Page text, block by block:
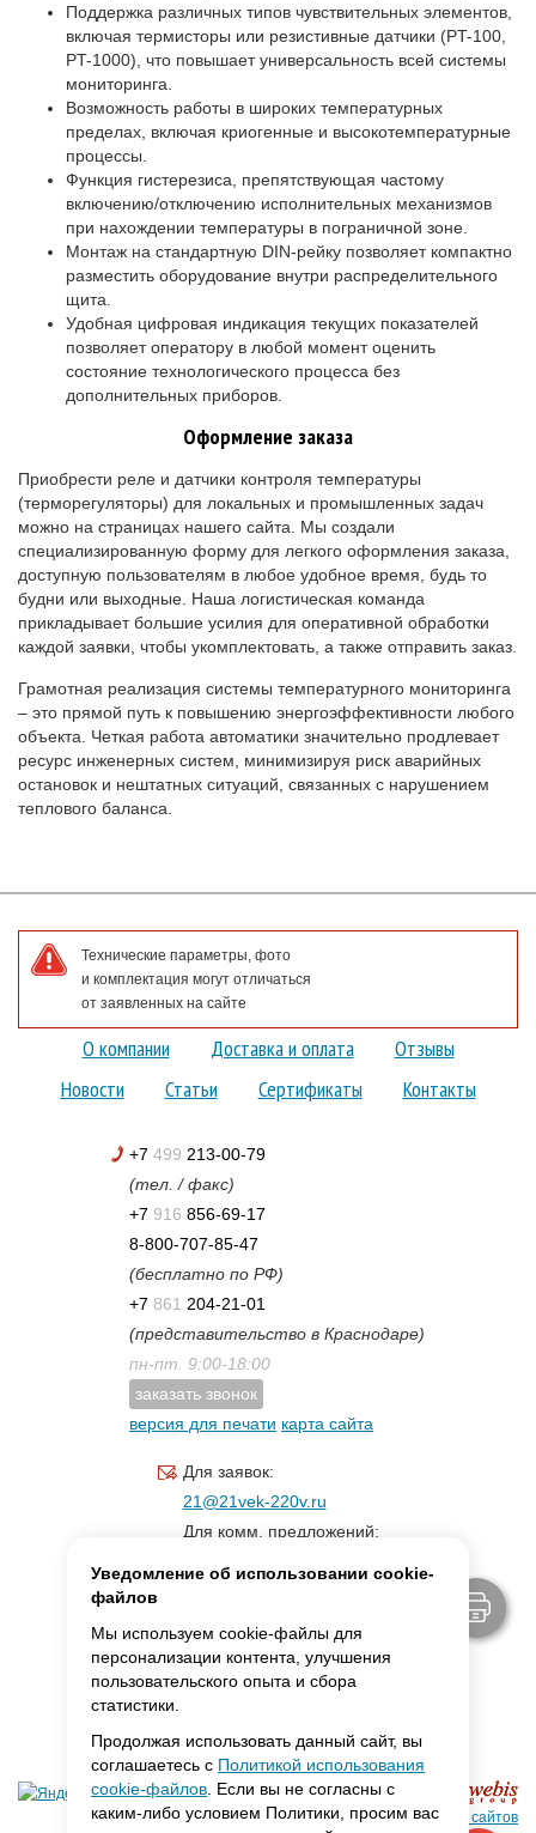
Поддержка различных типов чувствительных элементов,
включая термисторы или резистивные датчики (PT-100,
PT-1000), что повышает универсальность всей системы
мониторинга.
Возможность работы в широких температурных
пределах, включая криогенные и высокотемпературные
процессы.
Функция гистерезиса, препятствующая частому
включению/отключению исполнительных механизмов
при нахождении температуры в пограничной зоне.
Монтаж на стандартную DIN-рейку позволяет компактно
разместить оборудование внутри распределительного
щита.
Удобная цифровая индикация текущих показателей
позволяет оператору в любой момент оценить
состояние технологического процесса без
дополнительных приборов.
Оформление заказа
Приобрести реле и датчики контроля температуры
(терморегуляторы) для локальных и промышленных задач
можно на страницах нашего сайта. Мы создали
специализированную форму для легкого оформления заказа,
доступную пользователям в любое удобное время, будь то
будни или выходные. Наша логистическая команда
прикладывает большие усилия для оперативной обработки
каждой заявки, чтобы укомплектовать, а также отправить заказ.
Грамотная реализация системы температурного мониторинга
– это прямой путь к повышению энергоэффективности любого
объекта. Четкая работа автоматики значительно продлевает
ресурс инженерных систем, минимизируя риск аварийных
остановок и нештатных ситуаций, связанных с нарушением
теплового баланса.
Технические параметры, фото
и комплектация могут отличаться
от заявленных на сайте
О компании Доставка и оплата
Отзывы
Новости
Статьи Сертификаты Контакты
+7 499 213-00-79
(тел. / факс)
+7 916 856-69-17
8-800-707-85-47
(бесплатно по РФ)
+7 861 204-21-01
(представительство в Краснодаре)
пн-пт. 9:00-18:00
заказать звонок
версия для печати карта сайта
Для заявок:
21@21vek-220v.ru
Для комм. предложений:
Создание сайтов
Уведомление об использовании cookie-
файлов
Мы используем cookie-файлы для
персонализации контента, улучшения
пользовательского опыта и сбора
статистики.
Продолжая использовать данный сайт, вы
соглашаетесь с Политикой использования
cookie-файлов . Если вы не согласны с
каким-либо условием Политики, просим вас